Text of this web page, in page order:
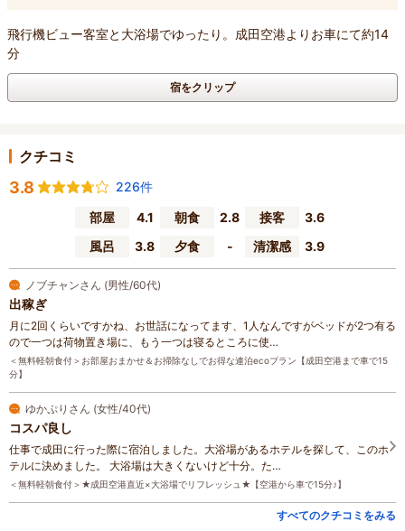
飛行機ビュー客室と大浴場でゆったり。成田空港よりお車にて約14
分
宿をクリップ
クチコミ
3.8
226件
部屋
4.1 朝食 2.8 接客
3.6
風呂
3.8 夕食 - 清潔感 3.9
ノブチャンさん (男性/60代)
出稼ぎ
月に2回くらいですかね、お世話になってます、1人なんですがベッドが2つ有る
ので一つは荷物置き場に、もう一つは寝るところに使…
＜無料軽朝食付＞お部屋おまかせ＆お掃除なしでお得な連泊ecoプラン【成田空港まで車で15
分】
ゆかぷりさん (女性/40代)
コスパ良し
仕事で成田に行った際に宿泊しました。大浴場があるホテルを探して、このホ
テルに決めました。 大浴場は大きくないけど十分。た…
＜無料軽朝食付＞★成田空港直近×大浴場でリフレッシュ★【空港から車で15分♪】
すべてのクチコミをみる